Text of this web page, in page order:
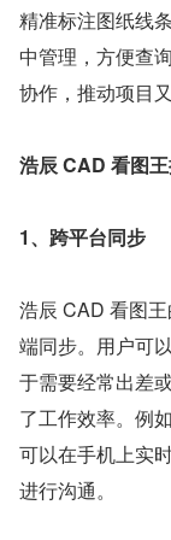
精准标注图纸线
中管理，方便查
协作，推动项目
浩辰 CAD 看图
1、跨平台同步
浩辰 CAD 看图
端同步。用户可
于需要经常出差
了工作效率。例
可以在手机上实
进行沟通。